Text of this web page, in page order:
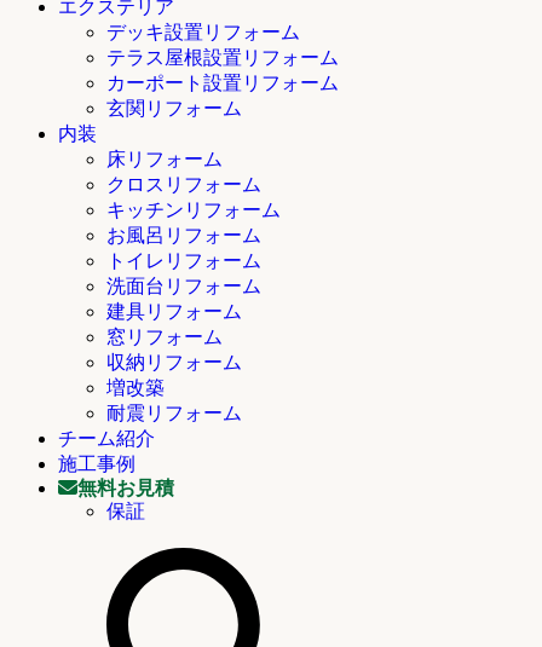
エクステリア
デッキ設置リフォーム
テラス屋根設置リフォーム
カーポート設置リフォーム
玄関リフォーム
内装
床リフォーム
クロスリフォーム
キッチンリフォーム
お風呂リフォーム
トイレリフォーム
洗面台リフォーム
建具リフォーム
窓リフォーム
収納リフォーム
増改築
耐震リフォーム
チーム紹介
施工事例
無料お見積
保証